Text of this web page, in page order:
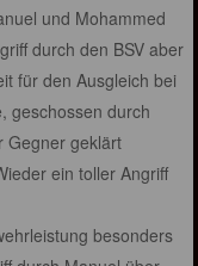
und Mohammed
durch den BSV aber
für den Ausgleich bei
geschossen durch
Gegner geklärt
ein toller Angriff
besonders